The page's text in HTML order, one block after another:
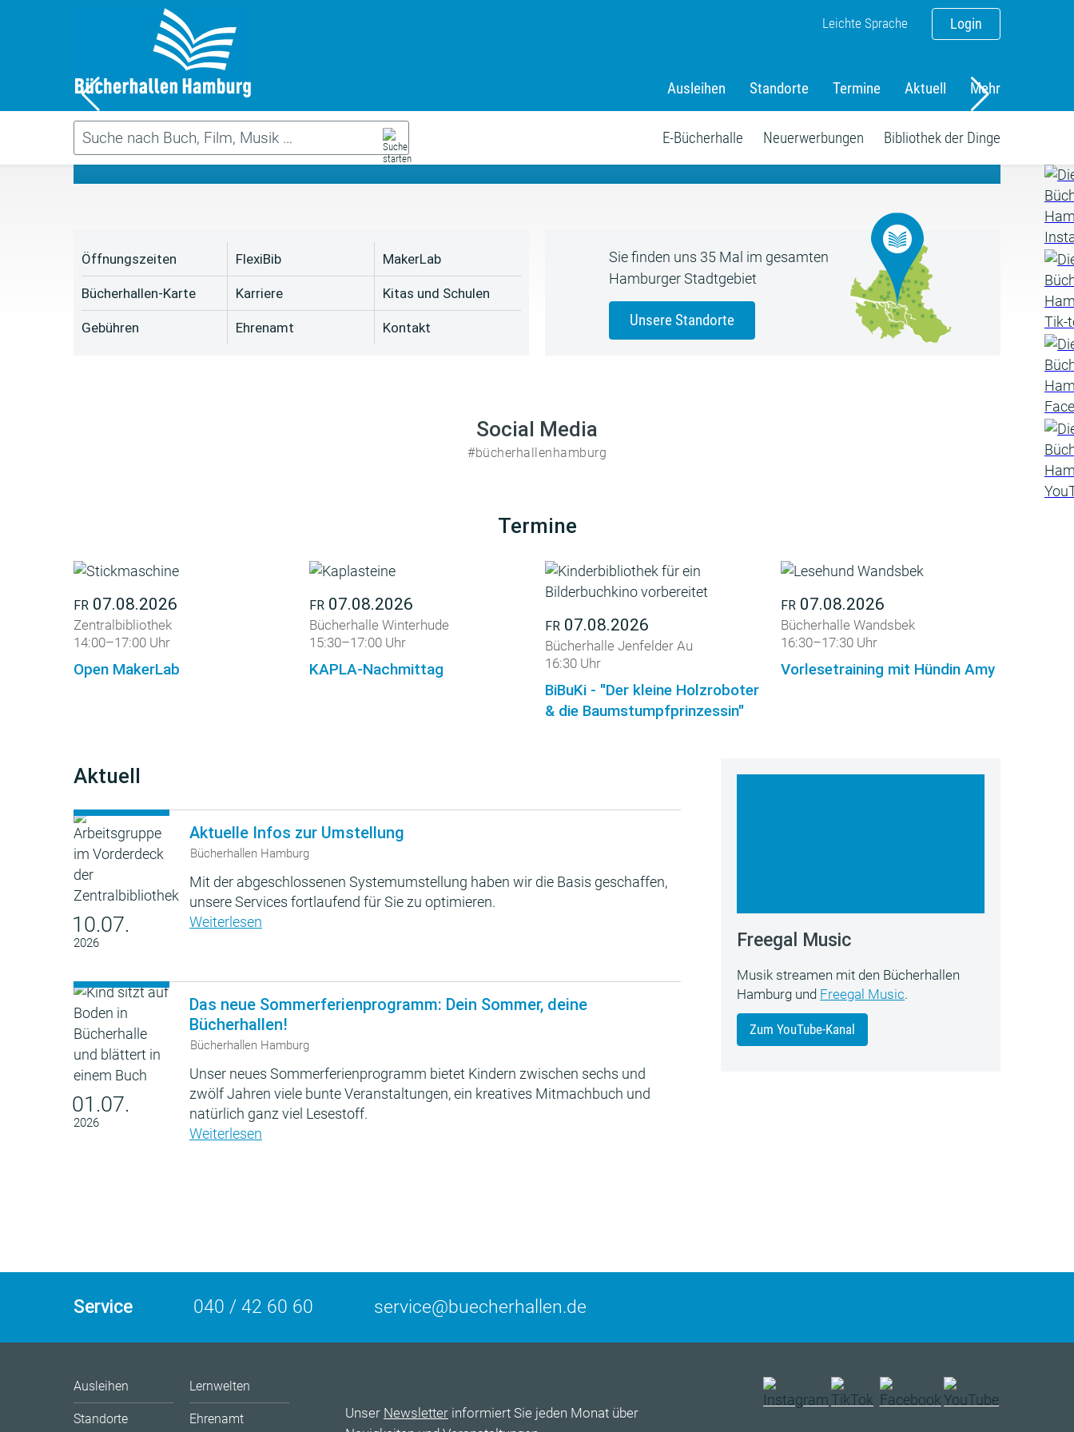
Login
Leichte Sprache
Ausleihen Standorte Termine Aktuell Mehr
E-Bücherhalle Neuerwerbungen Bibliothek der Dinge
Das neue Sommerferienprogramm
Öffnungszeiten
Bücherhallen-Karte
Gebühren
FlexiBib
Karriere
Ehrenamt
MakerLab
Kitas und Schulen
Kontakt
Sie finden uns 35 Mal im gesamten
Hamburger Stadtgebiet
Unsere Standorte
Social Media
#bücherhallenhamburg
Termine
FR 07.08.2026
Zentralbibliothek
14:00–17:00 Uhr
Open MakerLab
FR 07.08.2026
Bücherhalle Winterhude
15:30–17:00 Uhr
KAPLA-Nachmittag
FR 07.08.2026
Bücherhalle Jenfelder Au
16:30 Uhr
BiBuKi - "Der kleine Holzroboter
& die Baumstumpfprinzessin"
FR 07.08.2026
Bücherhalle Wandsbek
16:30–17:30 Uhr
Vorlesetraining mit Hündin Amy
Aktuell
10.07.
2026
Aktuelle Infos zur Umstellung
Bücherhallen Hamburg
Mit der abgeschlossenen Systemumstellung haben wir die Basis geschaffen,
unsere Services fortlaufend für Sie zu optimieren.
Weiterlesen
01.07.
2026
Das neue Sommerferienprogramm: Dein Sommer, deine
Bücherhallen!
Bücherhallen Hamburg
Unser neues Sommerferienprogramm bietet Kindern zwischen sechs und
zwölf Jahren viele bunte Veranstaltungen, ein kreatives Mitmachbuch und
natürlich ganz viel Lesestoff.
Weiterlesen
Freegal Music
Musik streamen mit den Bücherhallen
Hamburg und Freegal Music.
Zum YouTube-Kanal
Service 040 / 42 60 60 service@buecherhallen.de
Ausleihen
Standorte
Lernwelten
Ehrenamt Unser Newsletter informiert Sie jeden Monat über